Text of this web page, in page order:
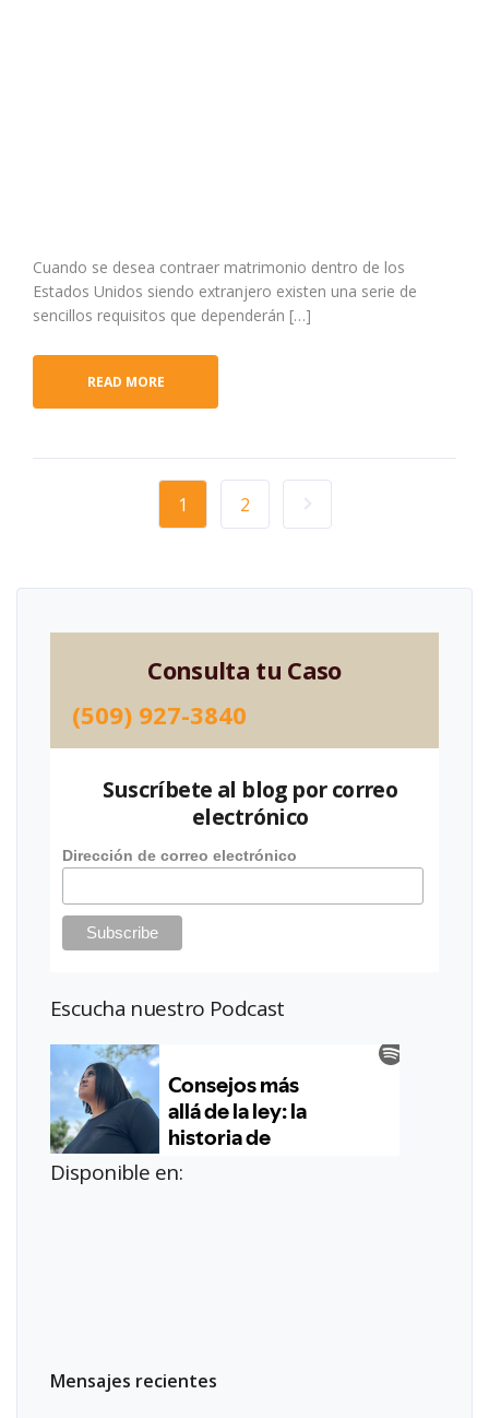
Cuando se desea contraer matrimonio dentro de los
Estados Unidos siendo extranjero existen una serie de
sencillos requisitos que dependerán […]
READ MORE
1 2
Consulta tu Caso
(509) 927-3840
Suscríbete al blog por correo
electrónico
Dirección de correo electrónico
Escucha nuestro Podcast
Disponible en:
Mensajes recientes